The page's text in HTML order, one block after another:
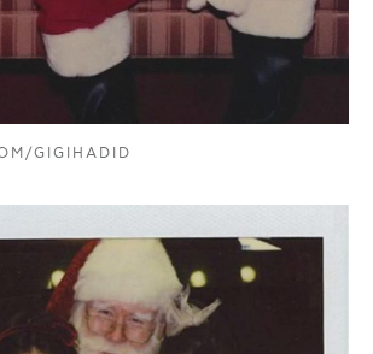
GIGIHADID